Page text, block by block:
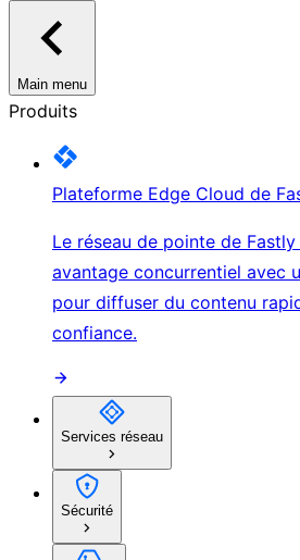
Main menu
Produits
Plateforme Edge Cloud de
Le réseau de pointe de
avantage concurrentiel avec
pour diffuser du contenu
confiance.
Services réseau
Sécurité